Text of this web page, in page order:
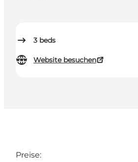
3 beds
Website besuchen
Preise: